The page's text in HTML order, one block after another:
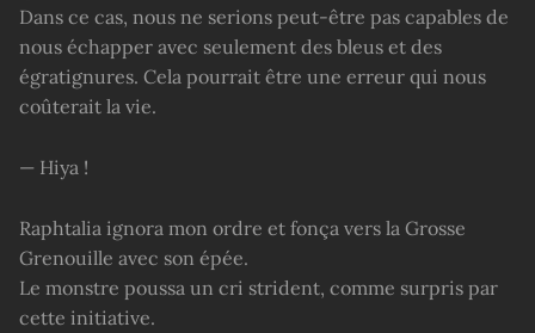
Dans ce cas, nous ne serions peut-être pas capables de
nous échapper avec seulement des bleus et des
égratignures. Cela pourrait être une erreur qui nous
coûterait la vie.
— Hiya !
Raphtalia ignora mon ordre et fonça vers la Grosse
Grenouille avec son épée.
Le monstre poussa un cri strident, comme surpris par
cette initiative.